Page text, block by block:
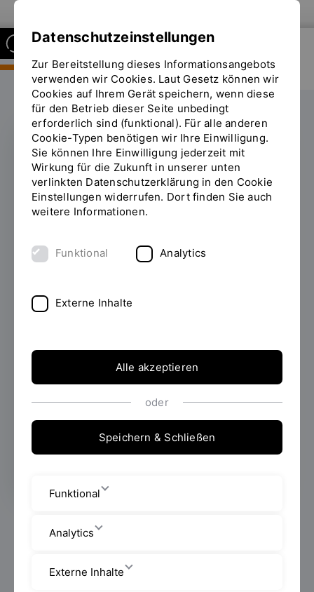
FAKULTÄT
BAUINGENIEURWESEN
TOP-ADRESSE FÜR EIN
MASTERSTUDIUM
CHE-Masterranking
2025:
Spitzenbewertungen
für
Ingenieurstudiengänge
Die OTH Regensburg zählt zu den
ingenieurwissenschaftlichen Bereich. Das
Centrums für Hochschulentwicklung (CHE).
Bewertet wurden in diesem Jahr die
Masterstudiengänge der drei Fakultäten
sowie Maschinenbau. Die Auswertung bescheinigt
Datenschutzeinstellungen
Zur Bereitstellung dieses Informationsangebots
verwenden wir Cookies. Laut Gesetz können wir
Cookies auf Ihrem Gerät speichern, wenn diese
für den Betrieb dieser Seite unbedingt
erforderlich sind (funktional). Für alle anderen
Cookie-Typen benötigen wir Ihre Einwilligung.
Sie können Ihre Einwilligung jederzeit mit
Wirkung für die Zukunft in unserer unten
verlinkten Datenschutzerklärung in den Cookie
Einstellungen widerrufen. Dort finden Sie auch
weitere Informationen.
Funktional Analytics
Externe Inhalte
Alle akzeptieren
oder
Speichern & Schließen
Funktional
Analytics
Externe Inhalte